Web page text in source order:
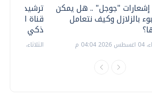
ترشيدا
قناة
ذكي
الثلاثاء، 14 يوليو 2026 06:11 م
إشعارات "جوجل" .. هل يمكن
بالزلازل وكيف نتعامل
م